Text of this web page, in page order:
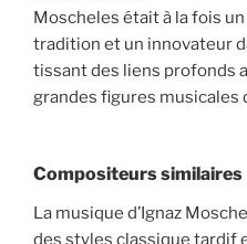
Moscheles était à la fois
tradition et un innovateur
tissant des liens profonds
grandes figures musicales
Compositeurs similaires
La musique d’Ignaz
des styles classique tardif